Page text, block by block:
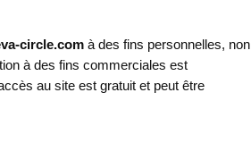
circle.com à des fins personnelles, non
à des fins commerciales est
au site est gratuit et peut être